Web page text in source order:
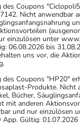
Coupons
Nicht anwendbar
einzulösen unter
06.08.2026 bis
uns vor, die
des Coupons "HP20"
Produkte. Nicht
Bücher,
mit anderen
und nur einzulösen
App. Gültig: